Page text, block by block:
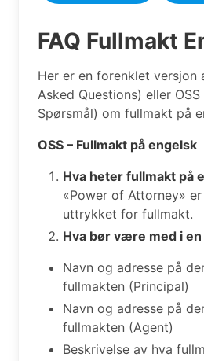
FAQ Fullmakt
Her er en forenklet versjon
Asked Questions) eller
Spørsmål) om fullmakt på
OSS – Fullmakt på engelsk
Hva heter fullmakt på
«Power of Attorney»
uttrykket for fullmakt.
Hva bør være med i
Navn og adresse på
fullmakten (Principal)
Navn og adresse på
fullmakten (Agent)
Beskrivelse av hva